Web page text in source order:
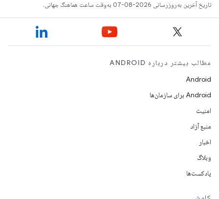
تاریخ آخرین به‌روزرسانی 2026-08-07 به‌وقت ساعت هماهنگ جهانی.
مطالب بیشتر درباره ANDROID
Android
Android برای سازمان‌ها
امنیت
منبع آزاد
اخبار
وبلاگ
پادکست‌ها